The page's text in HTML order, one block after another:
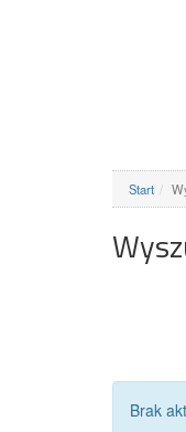
Start
Brak